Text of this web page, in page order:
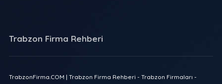
Trabzon Firma Rehberi
TrabzonFirma.COM | Trabzon Firma Rehberi - Trabzon Firmaları -